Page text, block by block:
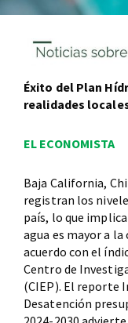
Éxito del Plan
realidades
EL ECONOMISTA
Baja California,
registran los
país, lo que
agua es mayor a
acuerdo con el
Centro de
(CIEP). El reporte
Desatención